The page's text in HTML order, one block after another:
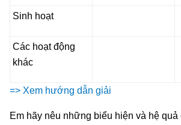
Sinh hoạt
Các hoạt động
khác
=> Xem hướng dẫn giải
Em hãy nêu những biểu hiện và hệ quả